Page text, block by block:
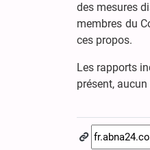
des mesures
membres du
ces propos.
Les rapports
présent,